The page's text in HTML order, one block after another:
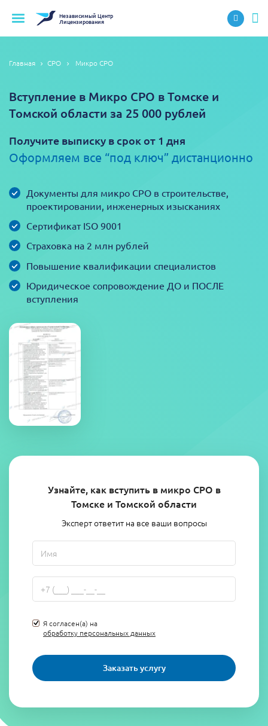
НезависимыйЦентр
Лицензирования
Главная СРО Микро СРО
Узнайте, как вступить в микро СРО в
Томске и Томской области
Эксперт ответит на все ваши вопросы
Я согласен(а) на
обработку персональных данных
Заказать услугу
Вступление в Микро СРО в Томске и
Томской области за 25 000 рублей
Получите выписку в срок от 1 дня
Оформляем все “под ключ” дистанционно
Документы для микро СРО в строительстве,
проектировании, инженерных изысканиях
Сертификат ISO 9001
Страховка на 2 млн рублей
Повышение квалификации специалистов
Юридическое сопровождение ДО и ПОСЛЕ
вступления